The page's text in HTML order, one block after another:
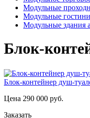
Модульные
Модульные
Модульные здания
Блок-
Блок-контейнер душ-
Цена 290 000 руб.
Заказать